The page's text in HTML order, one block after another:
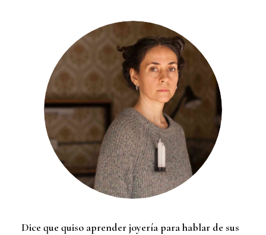
Dice que quiso aprender joyería para hablar de sus